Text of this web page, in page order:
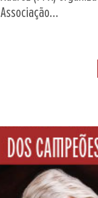
Associação...